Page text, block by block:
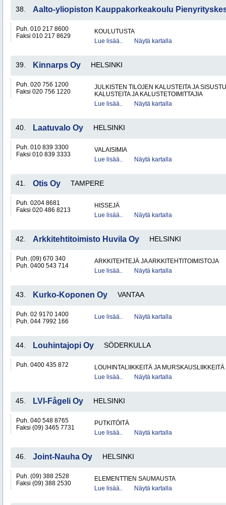
38. Aalto-yliopiston Kauppakorkeakoulu
Puh. 010 217 8600
Faksi 010 217 8629
KOULUTUSTA
Lue lisää..
Näytä kartalla
39. Kinnarps Oy HELSINKI
Puh. 020 756 1200
Faksi 020 756 1220
JULKISTEN TILOJEN KALUSTEITA JA
KALUSTEITA JA KALUSTETOIMITTAJIA
Lue lisää..
Näytä kartalla
40. Laatuvalo Oy HELSINKI
Puh. 010 839 3300
Faksi 010 839 3333
VALAISIMIA
Lue lisää..
Näytä kartalla
41. Otis Oy TAMPERE
Puh. 0204 8681
Faksi 020 486 8213
HISSEJÄ
Lue lisää..
Näytä kartalla
42. Arkkitehtitoimisto Huvila Oy HELSINKI
Puh. (09) 670 340
Puh. 0400 543 714
ARKKITEHTEJÄ JA ARKKITEHTITOIMISTOJA
Lue lisää..
Näytä kartalla
43. Kurko-Koponen Oy VANTAA
Puh. 02 9170 1400
Puh. 044 7992 166
Lue lisää.. Näytä kartalla
44. Louhintajopi Oy SÖDERKULLA
Puh. 0400 435 872
LOUHINTALIIKKEITÄ JA MURSKAUSLIIKKEITÄ
Lue lisää..
Näytä kartalla
45. LVI-Fågeli Oy HELSINKI
Puh. 040 548 8765
Faksi (09) 3465 7731
PUTKITÖITÄ
Lue lisää..
Näytä kartalla
46. Joint-Nauha Oy HELSINKI
Puh. (09) 388 2528
Faksi (09) 388 2530
ELEMENTTIEN SAUMAUSTA
Lue lisää..
Näytä kartalla